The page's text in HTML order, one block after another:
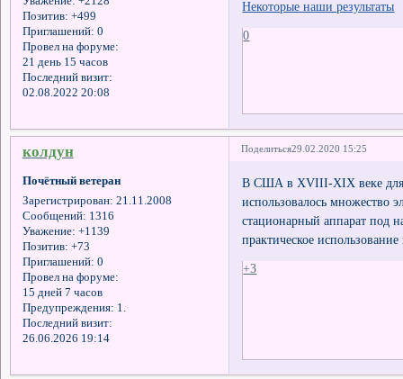
Позитив: +499
Приглашений: 0
Провел на форуме:
21 день 15 часов
Последний визит:
02.08.2022 20:08
Некоторые наши результаты
0
Поделиться29.02.2020 15:25
колдун
Почётный ветеран
Зарегистрирован: 21.11.2008
Сообщений: 1316
Уважение: +1139
Позитив: +73
Приглашений: 0
Провел на форуме:
15 дней 7 часов
Предупреждения: 1.
Последний визит:
26.06.2026 19:14
В США в XVIII-XIX веке для
использовалось множество
стационарный аппарат под
практическое
+3